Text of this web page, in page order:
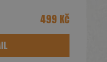
499 Kč